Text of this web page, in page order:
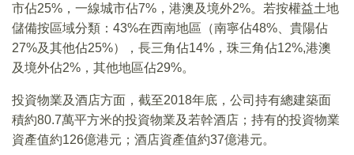
市佔25%，一線城市佔7%，港澳及境外2%。若按權益土地
儲備按區域分類：43%在西南地區（南寧佔48%、貴陽佔
27%及其他佔25%），長三角佔14%，珠三角佔12%,港澳
及境外佔2%，其他地區佔29%。
投資物業及酒店方面，截至2018年底，公司持有總建築面
積約80.7萬平方米的投資物業及若幹酒店；持有的投資物業
資產值約126億港元；酒店資產值約37億港元。